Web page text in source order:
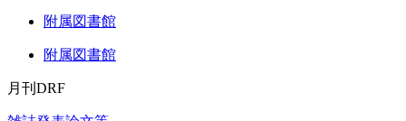
附属図書館
附属図書館
月刊DRF